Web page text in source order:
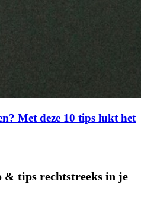
Met deze 10 tips lukt het
& tips rechtstreeks in je